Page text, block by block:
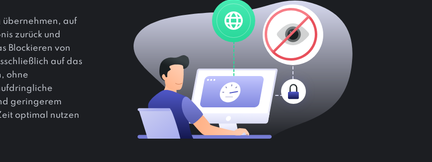
übernehmen, auf
zurück und
Blockieren von
auf das
ohne
geringerem
optimal nutzen